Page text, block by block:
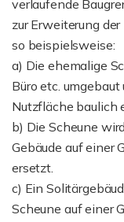
verlaufende
zur Erweiterung
so beispielsweise:
a) Die ehemalige
Büro etc.
Nutzfläche baulich
b) Die Scheune
Gebäude auf einer
ersetzt.
c) Ein
Scheune auf einer